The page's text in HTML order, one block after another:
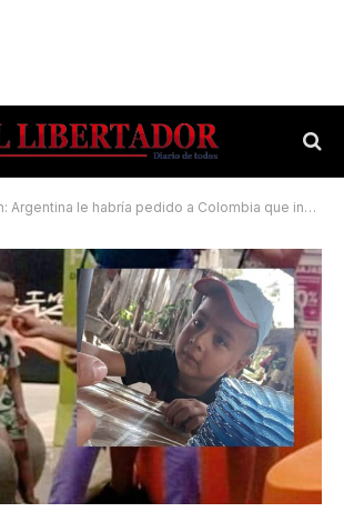
le habría pedido a Colombia que investigue una fotografía